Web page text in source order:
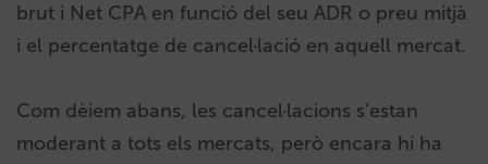
brut i Net CPA en funció del seu ADR o preu mitjà
i el percentatge de cancel·lació en aquell mercat.
Com dèiem abans, les cancel·lacions s’estan
moderant a tots els mercats, però encara hi ha